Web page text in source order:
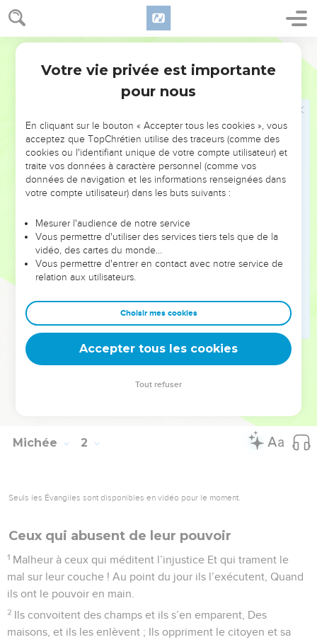
Michée 1
Seigneur) atteint la porte de mon peuple, Jusqu’à Jérusalem.
Ne l’annoncez pas dans Gath, Ne pleurez pas dans Akko !
Je me roule dans la poussière à Beth-Leaphra.
Passe, habitante de Chaphir, Dans la nudité et la honte !
L’habitante de Tsaanân n’ose sortir, Le deuil de Beth-Haëtsel
L’habitante de Maroth tremble pour son bonheur, Car le
malheur est descendu, (venant) de l’Éternel, Jusqu’à la porte
de Jérusalem.
Attelle char et chevaux, Habitante de Lakich ! Tu as été
pour la fille de Sion une première cause de péché, Car en toi
se sont trouvés les crimes d’Israël.
C’est pourquoi tu te sépareras de Morécheth-Gath ; Les
maisons d’Akzib seront une déception Pour les rois d’Israël.
Je t’amènerai un nouveau conquérant, Habitante de
Rase-toi, coupe ta chevelure, A cause de tes fils chéris !
Rends-toi tout à fait chauve comme le vautour, Car ils s’en
vont en déportation loin de toi !
© Société biblique française – Bibli’O, 1978, avec autorisation. Pour vous procurer
Michée 2
Seuls les Évangiles sont disponibles en vidéo pour le moment.
Ceux qui abusent de leur pouvoir
1 Malheur à ceux qui méditent l’injustice Et qui trament le
mal sur leur couche ! Au point du jour ils l’exécutent, Quand
ils ont le pouvoir en main.
2 Ils convoitent des champs et ils s’en emparent, Des
maisons, et ils les enlèvent ; Ils oppriment le citoyen et sa
Votre vie privée est importante
pour nous
En cliquant sur le bouton « Accepter tous les cookies », vous
acceptez que TopChrétien utilise des traceurs (comme des
cookies ou l'identifiant unique de votre compte utilisateur) et
traite vos données à caractère personnel (comme vos
données de navigation et les informations renseignées dans
votre compte utilisateur) dans les buts suivants :
Mesurer l'audience de notre service
Vous permettre d'utiliser des services tiers tels que de la
vidéo, des cartes du monde…
Vous permettre d'entrer en contact avec notre service de
relation aux utilisateurs.
Choisir mes cookies
Accepter tous les cookies
Tout refuser